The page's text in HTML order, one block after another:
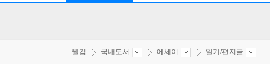
웰컴 국내도서 에세이 일기/편지글